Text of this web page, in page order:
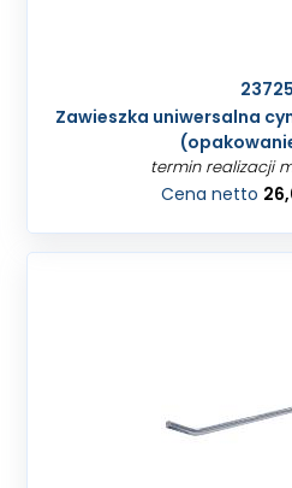
23725
Zawieszka uniwersalna
termin realizacji
Cena netto